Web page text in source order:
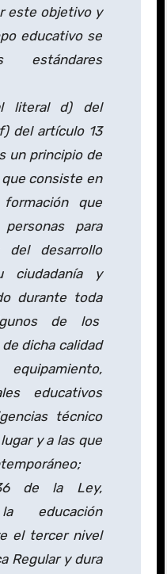
este objetivo y
educativo se
literal d) del
del artículo 13
un principio de
consiste en
que
para
desarrollo
ciudadanía y
durante toda
de los
dicha calidad
educativos
técnico
y a las que
de la Ley,
educación
el tercer nivel
Regular y dura